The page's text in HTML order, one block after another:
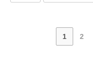
1 2